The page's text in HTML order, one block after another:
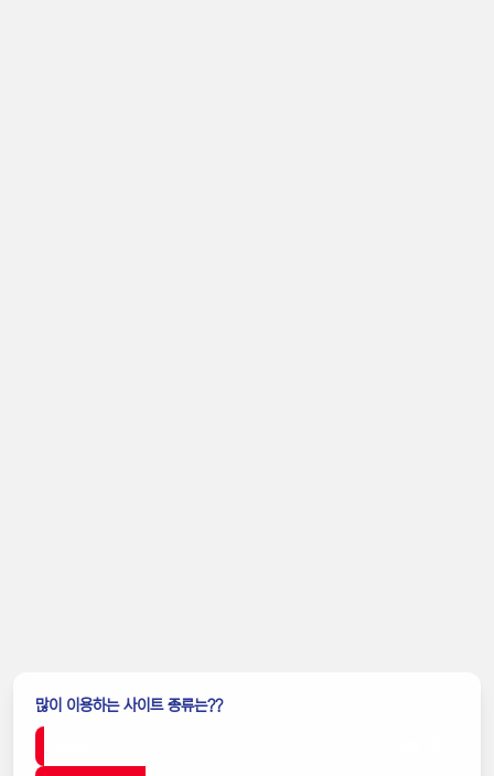
많이 이용하는 사이트 종류는??